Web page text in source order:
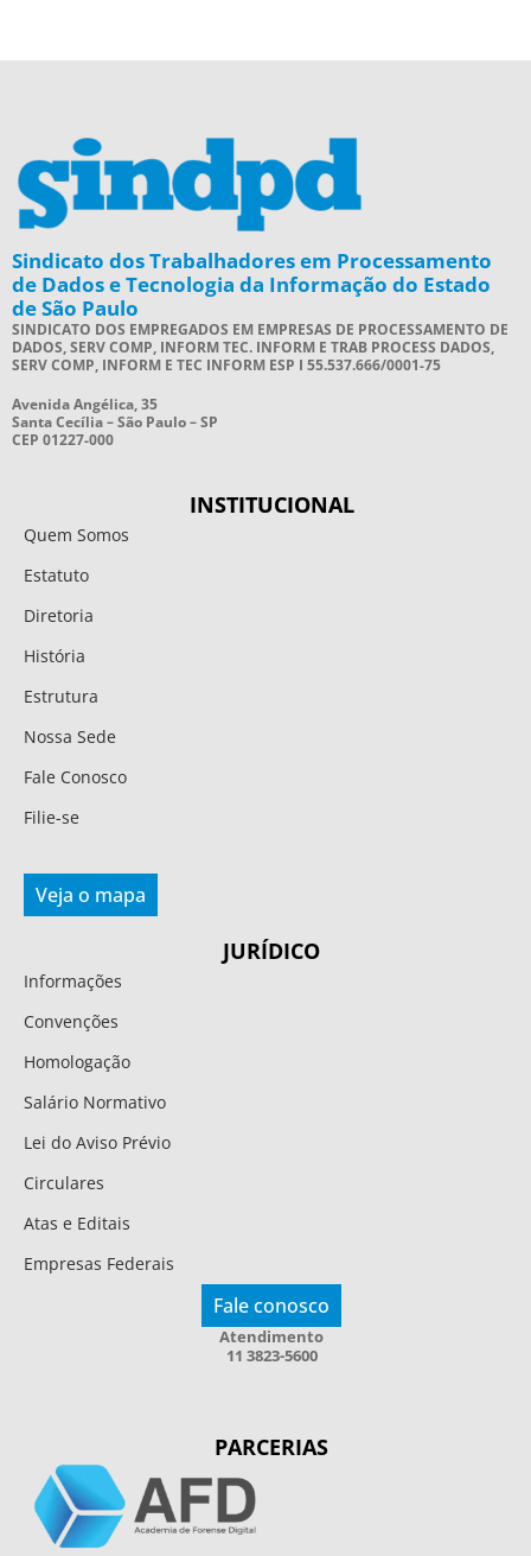
Sindicato dos Trabalhadores em Processamento
de Dados e Tecnologia da Informação do Estado
de São Paulo
SINDICATO DOS EMPREGADOS EM EMPRESAS DE PROCESSAMENTO DE
DADOS, SERV COMP, INFORM TEC. INFORM E TRAB PROCESS DADOS,
SERV COMP, INFORM E TEC INFORM ESP I 55.537.666/0001-75
Avenida Angélica, 35
Santa Cecília – São Paulo – SP
CEP 01227-000
INSTITUCIONAL
Quem Somos
Estatuto
Diretoria
História
Estrutura
Nossa Sede
Fale Conosco
Filie-se
Veja o mapa
JURÍDICO
Informações
Convenções
Homologação
Salário Normativo
Lei do Aviso Prévio
Circulares
Atas e Editais
Empresas Federais
Fale conosco
Atendimento
11 3823-5600
PARCERIAS